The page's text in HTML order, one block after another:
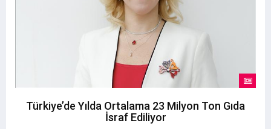
Türkiye’de Yılda Ortalama 23 Milyon Ton Gıda
İsraf Ediliyor